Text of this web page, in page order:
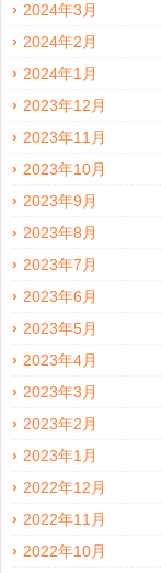
2024年3月
2024年2月
2024年1月
2023年12月
2023年11月
2023年10月
2023年9月
2023年8月
2023年7月
2023年6月
2023年5月
2023年4月
2023年3月
2023年2月
2023年1月
2022年12月
2022年11月
2022年10月